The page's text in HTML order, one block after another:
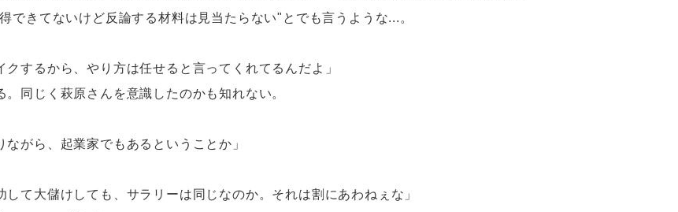
できてないけど反論する材料は見当たらない"とでも言うような...。
クするから、やり方は任せると言ってくれてるんだよ」
同じく萩原さんを意識したのかも知れない。
がら、起業家でもあるということか」
して大儲けしても、サラリーは同じなのか。それは割にあわねぇな」